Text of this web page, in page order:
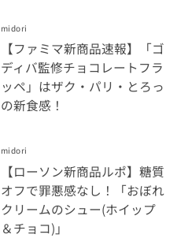
midori
【ファミマ新商品速報】「ゴ
ディバ監修チョコレートフラ
ッペ」はザク・パリ・とろっ
の新食感！
midori
【ローソン新商品ルポ】糖質
オフで罪悪感なし！「おぼれ
クリームのシュー(ホイップ
＆チョコ)」